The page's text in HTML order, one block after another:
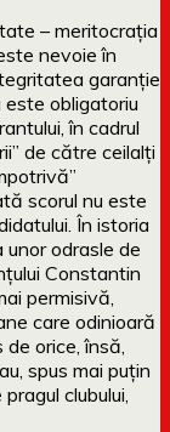
– meritocrația
nevoie în
garanție
obligatoriu
în cadrul
de către ceilalți
scorul nu este
În istoria
unor odrasle de
Constantin
permisivă,
care odinioară
orice, însă,
spus mai puțin
clubului,